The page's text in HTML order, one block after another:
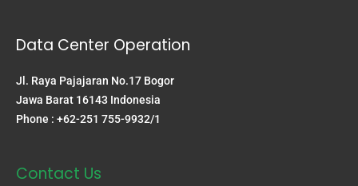
Data Center Operation
Jl. Raya Pajajaran No.17 Bogor
Jawa Barat 16143 Indonesia
Phone : +62-251 755-9932/1
Contact Us